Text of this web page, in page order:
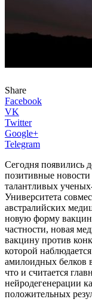
Share
Facebook
VK
Twitter
Google+
Telegram
Сегодня появились
позитивные
талантливых
Университета
австралийских
новую форму
частности, новая
вакцину против
которой
амилоидных белков
что и считается
нейродегенерации
положительных